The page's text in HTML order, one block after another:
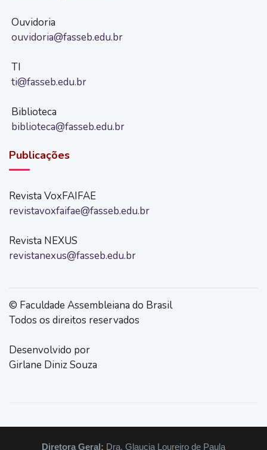
Ouvidoria
ouvidoria@fasseb.edu.br
TI
ti@fasseb.edu.br
Biblioteca
biblioteca@fasseb.edu.br
Publicações
Revista VoxFAIFAE
revistavoxfaifae@fasseb.edu.br
Revista NEXUS
revistanexus@fasseb.edu.br
© Faculdade Assembleiana do Brasil
Todos os direitos reservados
Desenvolvido por
Girlane Diniz Souza
Diretora Geral: Dra. Glaucia Loureiro de Paula